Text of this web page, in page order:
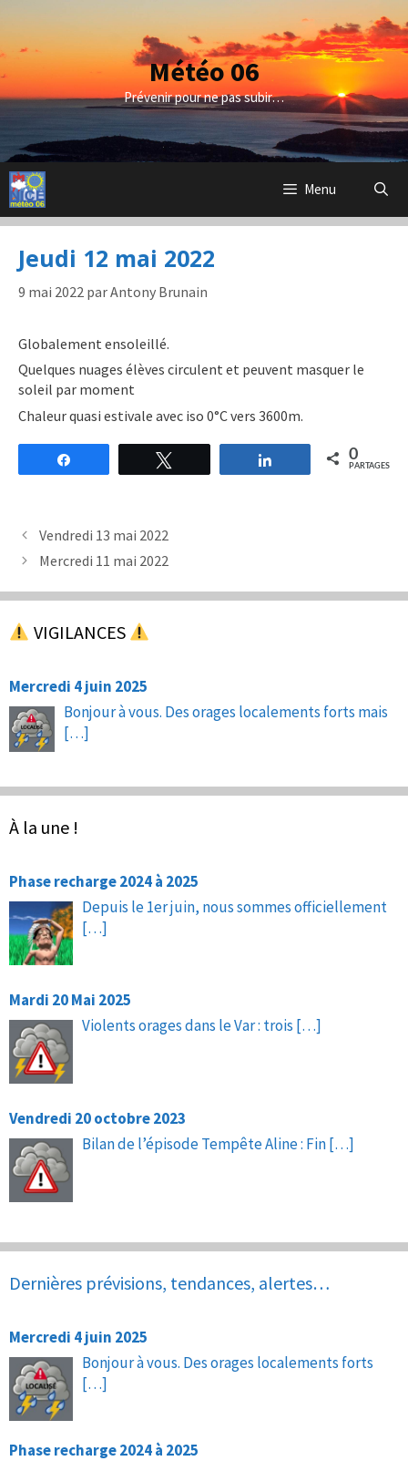
contenu
Météo 06
Prévenir pour ne pas subir…
Menu
Jeudi 12 mai 2022
9 mai 2022 parAntony Brunain
Globalement ensoleillé.
Quelques nuages élèves circulent et peuvent masquer le
soleil par moment
Chaleur quasi estivale avec iso 0°C vers 3600m.
Partagez 0
PARTAGES
Vendredi 13 mai 2022
Mercredi 11 mai 2022
VIGILANCES
Mercredi 4 juin 2025
Bonjour à vous. Des orages localements forts mais
[…]
À la une !
Phase recharge 2024 à 2025
Depuis le 1er juin, nous sommes officiellement
[…]
Mardi 20 Mai 2025
Violents orages dans le Var : trois […]
Vendredi 20 octobre 2023
Bilan de l’épisode Tempête Aline : Fin[…]
Dernières prévisions, tendances, alertes…
Mercredi 4 juin 2025
Bonjour à vous. Des orages localements forts
[…]
Phase recharge 2024 à 2025